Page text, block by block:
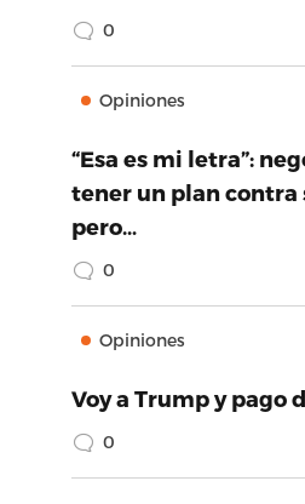
0
Opiniones
“Esa es mi letra”:
tener un plan contra
pero…
0
Opiniones
Voy a Trump y pago
0